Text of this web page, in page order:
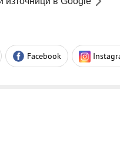
Facebook